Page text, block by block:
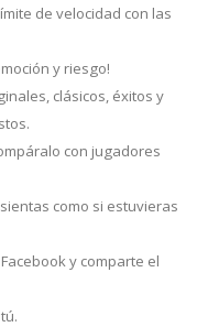
de velocidad con las
y riesgo!
clásicos, éxitos y
con jugadores
como si estuvieras
y comparte el